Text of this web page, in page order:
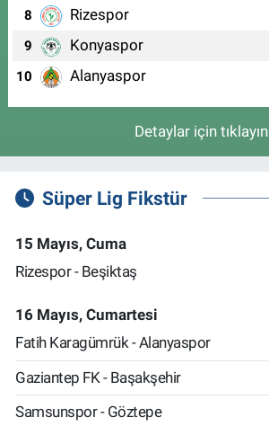
8 Rizespor
9 Konyaspor
10 Alanyaspor
Detaylar için tıklayın
Süper Lig Fikstür
15 Mayıs, Cuma
Rizespor - Beşiktaş
16 Mayıs, Cumartesi
Fatih Karagümrük - Alanyaspor
Gaziantep FK - Başakşehir
Samsunspor - Göztepe